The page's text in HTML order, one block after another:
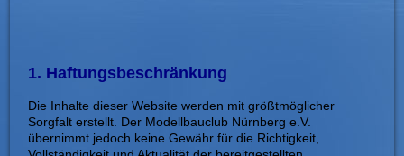
1. Haftungsbeschränkung
Die Inhalte dieser Website werden mit größtmöglicher
Sorgfalt erstellt. Der Modellbauclub Nürnberg e.V.
übernimmt jedoch keine Gewähr für die Richtigkeit,